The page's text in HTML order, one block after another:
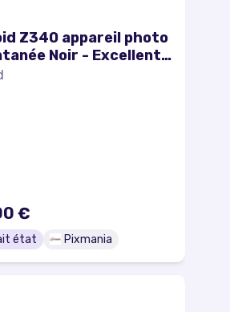
Z340 appareil photo
Noir - Excellent
€
état Pixmania